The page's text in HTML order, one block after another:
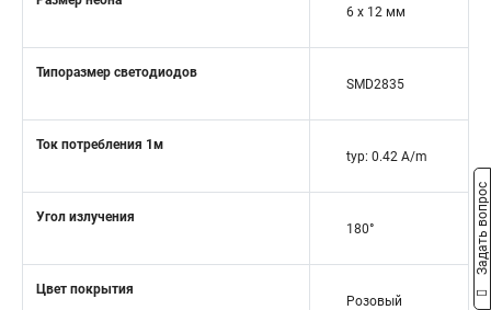
6 x 12 мм
Типоразмер светодиодов
SMD2835
Ток потребления 1м
typ: 0.42 A/m
Угол излучения
180°
Цвет покрытия
Розовый
Задать вопрос